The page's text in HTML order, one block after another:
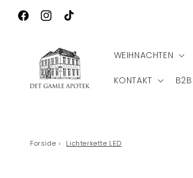
Direkt zum
InhaltFacebookInstagram
TikTok
Wilkommen zu Det Gamle Apotek
WEIHNACHTEN
KONTAKT B2B
Forside › Lichterkette LED